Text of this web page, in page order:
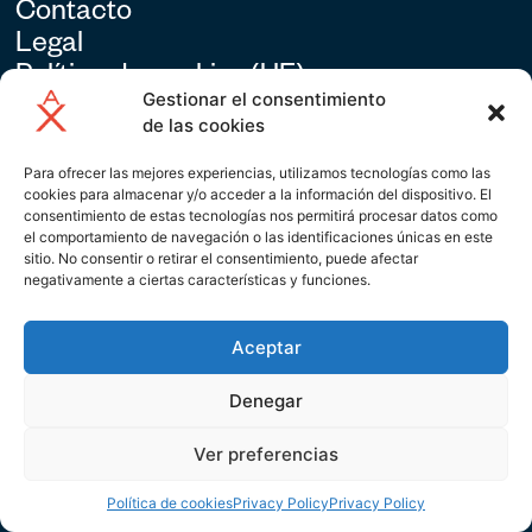
Gestionar el consentimiento
de las cookies
Para ofrecer las mejores experiencias, utilizamos tecnologías como las
cookies para almacenar y/o acceder a la información del dispositivo. El
consentimiento de estas tecnologías nos permitirá procesar datos como
el comportamiento de navegación o las identificaciones únicas en este
sitio. No consentir o retirar el consentimiento, puede afectar
negativamente a ciertas características y funciones.
Aceptar
Denegar
Ver preferencias
Política de cookiesPrivacy PolicyPrivacy Policy
Contacto
Legal
Política de cookies (UE)
Dirección y Producción
GRITO SILENCIO
premiosalfonsox@gritosilencio.com